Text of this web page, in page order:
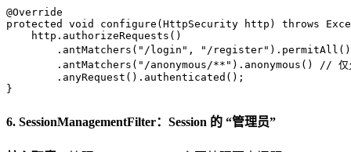
@Override
protected
void configure (HttpSecurity http) throws
    http.authorizeRequests()
        .antMatchers(
"/login" , "/register"
        .antMatchers(
"/anonymous/**" ).anonymous()
// 仅
        .anyRequest().authenticated();
}
6. SessionManagementFilter：Session 的 “管理员”